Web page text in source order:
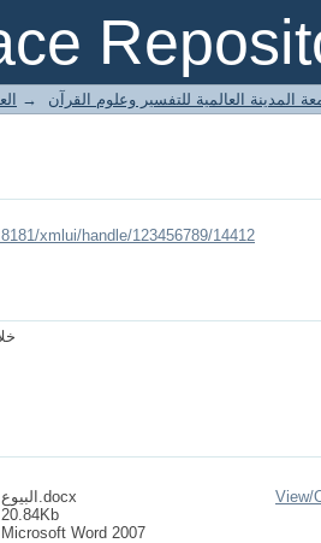
المدينة العالمية للتفسير وعلوم القرآن →
xmlui/handle/123456789/14412
البيوع.docx
20.84Kb
Microsoft Word 2007
View/